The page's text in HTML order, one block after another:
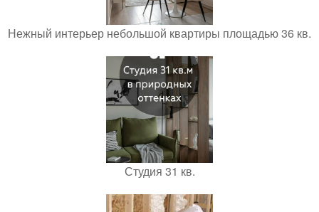
Нежный интерьер небольшой квартиры площадью 36 кв.
Студия 31 кв.